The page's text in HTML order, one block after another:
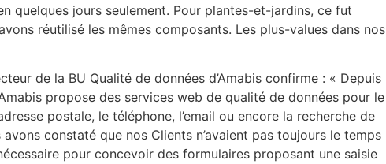
quelques jours seulement. Pour plantes-et-jardins, ce fut
réutilisé les mêmes composants. Les plus-values dans nos
de la BU Qualité de données d’Amabis confirme : « Depuis
propose des services web de qualité de données pour le
postale, le téléphone, l’email ou encore la recherche de
constaté que nos Clients n’avaient pas toujours le temps
pour concevoir des formulaires proposant une saisie